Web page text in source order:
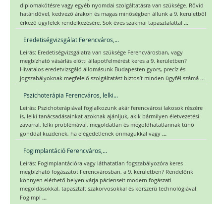
diplomakötésre vagy egyéb nyomdai szolgáltatásra van szüksége. Rövid
határidővel, kedvező árakon és magas minőségben állunk a 9. kerületből
érkező ügyfelek rendelkezésére. Sok éves szakmai tapasztalattal ...
Eredetiségvizsgálat Ferencváros,...
Leírás: Eredetiségvizsgálatra van szüksége Ferencvárosban, vagy
megbízható vásárlás előtti állapotfelmérést keres a 9. kerületben?
Hivatalos eredetvizsgáló állomásunk Budapesten gyors, precíz és
jogszabályoknak megfelelő szolgáltatást biztosít minden ügyfél számá ...
Pszichoterápia Ferencváros, lelki...
Leírás: Pszichoterápiával foglalkozunk akár ferencvárosi lakosok részére
is, lelki tanácsadásainkat azoknak ajánljuk, akik bármilyen életvezetési
zavarral, lelki problémával, megoldatlan és megoldhatatlannak tűnő
gonddal küzdenek, ha elégedetlenek önmagukkal vagy ...
Fogimplantáció Ferencváros,...
Leírás: Fogimplantációra vagy láthatatlan fogszabályozóra keres
megbízható fogászatot Ferencvárosban, a 9. kerületben? Rendelőnk
könnyen elérhető helyen várja pácienseit modern fogászati
megoldásokkal, tapasztalt szakorvosokkal és korszerű technológiával.
Fogimpl ...